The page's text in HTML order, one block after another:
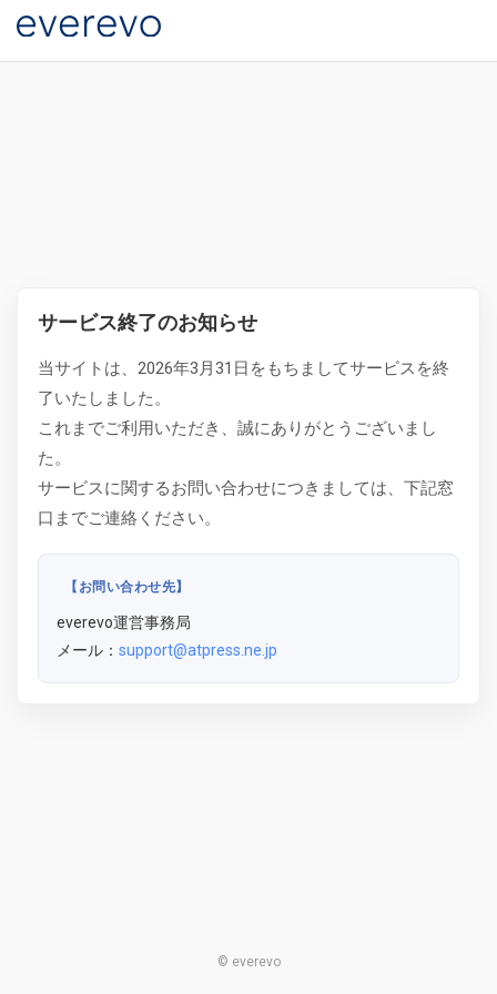
サービス終了のお知らせ
当サイトは、2026年3月31日をもちましてサービスを終
了いたしました。
これまでご利用いただき、誠にありがとうございまし
た。
サービスに関するお問い合わせにつきましては、下記窓
口までご連絡ください。
【お問い合わせ先】
everevo運営事務局
メール： support@atpress.ne.jp
© everevo